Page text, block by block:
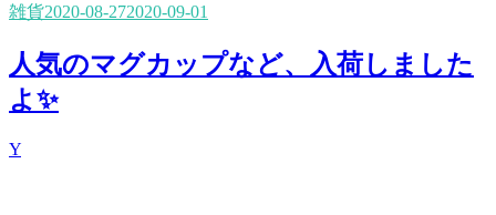
雑貨2020-08-272020-09-01
人気のマグカップなど、入荷しました
よ✨
Y